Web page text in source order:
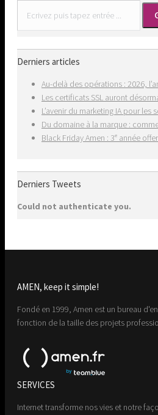
Derniers articles
Au-delà des opérations : 2026,
Les certificats SSL auront
L’avenir du marketing IA pour les
Du domaine à la marque :
Black Friday Amen : 3ᵉ année
Derniers Tweets
Could not authenticate you.
AMEN, keep it simple!
Fondé en 1999, Amen est un bureau
fonction de la taille des projets
SERVICES
Internet transforme nos vies et notre